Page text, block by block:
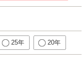
25年 20年